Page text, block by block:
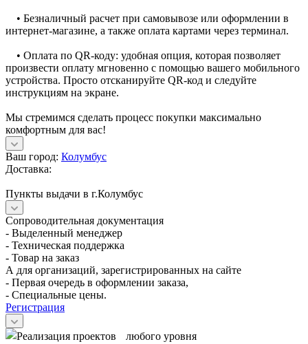
• Безналичный расчет при самовывозе или оформлении в
интернет-магазине, а также оплата картами через терминал.
• Оплата по QR-коду: удобная опция, которая позволяет
произвести оплату мгновенно с помощью вашего мобильного
устройства. Просто отсканируйте QR-код и следуйте
инструкциям на экране.
Мы стремимся сделать процесс покупки максимально
комфортным для вас!
Ваш город: Колумбус
Доставка:
Пункты выдачи в г.Колумбус
Сопроводительная документация
- Выделенный менеджер
- Техническая поддержка
- Товар на заказ
А для организаций, зарегистрированных на сайте
- Первая очередь в оформлении заказа,
- Специальные цены.
Регистрация